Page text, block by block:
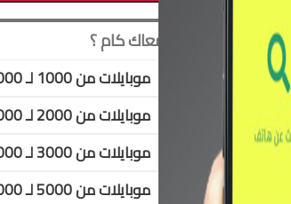
معاك كام ؟
موبايلات من 1000 لـ 2000 جنيه
موبايلات من 2000 لـ 3000 جنيه
موبايلات من 3000 لـ 5000 جنيه
موبايلات من 5000 لـ 8000 جنيه